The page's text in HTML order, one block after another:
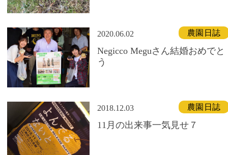
2020.06.02 農園日誌
Negicco Meguさん結婚おめでと
う
2018.12.03 農園日誌
11月の出来事一気見せ７